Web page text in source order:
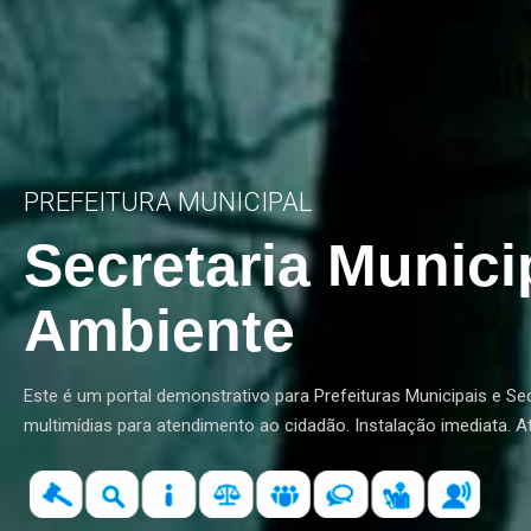
PREFEITURA MUNICIPAL
Secretaria
Ambiente
Este é um portal demonstrativo para Prefeituras Municipais e
multimídias para atendimento ao cidadão. Instalação imediata.
Tel: